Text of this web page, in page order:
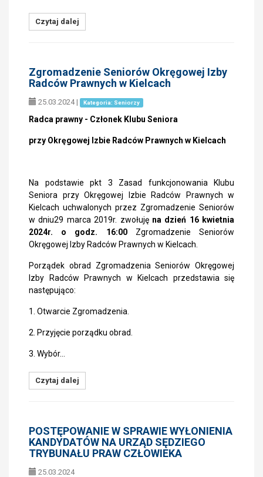
Czytaj dalej
Zgromadzenie Seniorów Okręgowej Izby
Radców Prawnych w Kielcach
25.03.2024 | Kategoria: Seniorzy
Radca prawny - Członek Klubu Seniora
przy Okręgowej Izbie Radców Prawnych w Kielcach
Na podstawie pkt 3 Zasad funkcjonowania Klubu
Seniora przy Okręgowej Izbie Radców Prawnych w
Kielcach uchwalonych przez Zgromadzenie Seniorów
w dniu29 marca 2019r. zwołuję na dzień 16 kwietnia
2024r. o godz. 16:00Zgromadzenie Seniorów
Okręgowej Izby Radców Prawnych w Kielcach.
Porządek obrad Zgromadzenia Seniorów Okręgowej
Izby Radców Prawnych w Kielcach przedstawia się
następująco:
1. Otwarcie Zgromadzenia.
2. Przyjęcie porządku obrad.
3. Wybór…
Czytaj dalej
POSTĘPOWANIE W SPRAWIE WYŁONIENIA
KANDYDATÓW NA URZĄD SĘDZIEGO
TRYBUNAŁU PRAW CZŁOWIEKA
25.03.2024